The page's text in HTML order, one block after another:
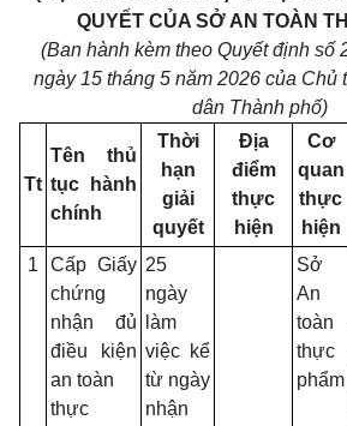
QUYẾT CỦA SỞ AN TOÀN
(Ban hành kèm theo Quyết định số
ngày 15 tháng 5 năm 2026 của Chủ
dân Thành phố)
Tt
Tên thủ
tục hành
chính
Thời
hạn
giải
quyết
Địa
điểm
thực
hiện
Cơ
quan
thực
hiện
1
Cấp Giấy
chứng
nhận đủ
điều kiện
an toàn
thực
25
ngày
làm
việc kể
từ ngày
nhận
Sở
An
toàn
thực
phẩm